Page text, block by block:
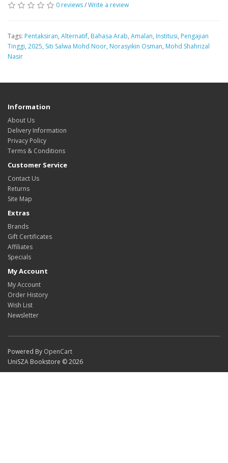
0 reviews/Write a review
Tags: Pentaksiran, Alternatif, Bahasa Arab, Amalan, Institusi, Pengajian
Tinggi, 2025, Siti Salwa Mohd Noor, Norasyikin Osman, Mohd Shahrizal
Nasir
Information
About Us
Delivery Information
Privacy Policy
Terms & Conditions
Customer Service
Contact Us
Returns
Site Map
Extras
Brands
Gift Certificates
Affiliates
Specials
My Account
My Account
Order History
Wish List
Newsletter
Powered By OpenCart
UniSZA Bookstore © 2026